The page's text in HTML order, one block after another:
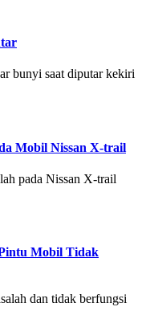
bunyi saat diputar kekiri
Mobil Nissan X-trail
pada Nissan X-trail
Mobil Tidak
dan tidak berfungsi